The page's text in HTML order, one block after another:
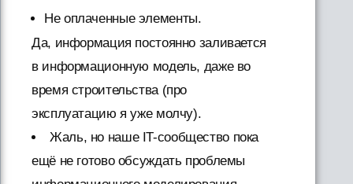
Не оплаченные элементы.
Да, информация постоянно заливается
в информационную модель, даже во
время строительства (про
эксплуатацию я уже молчу).
Жаль, но наше IT-сообщество пока
ещё не готово обсуждать проблемы